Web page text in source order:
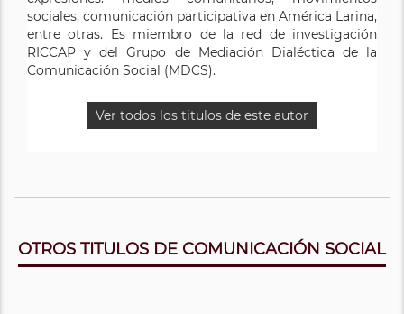
sociales, comunicación participativa en América Larina,
entre otras. Es miembro de la red de investigación
RICCAP y del Grupo de Mediación Dialéctica de la
Comunicación Social (MDCS).
Ver todos los titulos de este autor
tecnologías digitales. Miembro del Observatorio de los
Contenidos Audiovisuales (OCA) y del Grupo de
Mediación Dialéctica de la Comunicación Social
Ver todos los titulos de este autor
Trabajo de Comunicación y Salud en la Asociación
Latinoamericana de Investigadores de la
Comunicación (ALAIC).
OTROS TITULOS DE COMUNICACIÓN SOCIAL